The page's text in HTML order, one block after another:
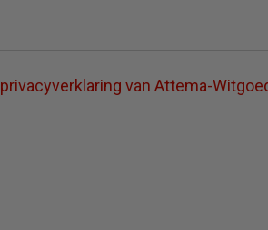
privacyverklaring van Attema-